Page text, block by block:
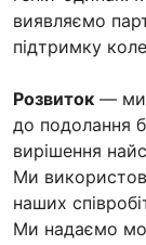
виявляємо
підтримку
Розвиток — ми
до подолання
вирішення
Ми
наших
Ми надаємо